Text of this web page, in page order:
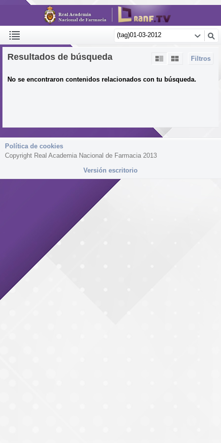
Filtros
Resultados de búsqueda
No se encontraron contenidos relacionados con tu búsqueda.
Política de cookies
Copyright Real Academia Nacional de Farmacia 2013
Versión escritorio